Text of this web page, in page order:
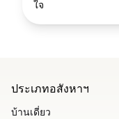
ใจ
ประเภทอสังหาฯ
บ้านเดี่ยว